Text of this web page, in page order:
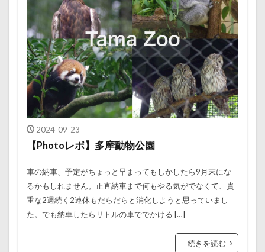
2024-09-23
【Photoレポ】多摩動物公園
車の納車、予定がちょっと早まってもしかしたら9月末にな
るかもしれません。正直納車まで何もやる気がでなくて、貴
重な2週続く2連休もだらだらと消化しようと思っていまし
た。でも納車したらリトルの車ででかける […]
続きを読む